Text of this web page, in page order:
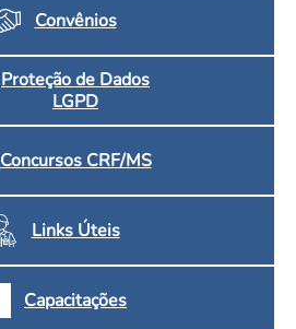
Convênios
Proteção de Dados
LGPD
Concursos CRF/MS
Links Úteis
Capacitações